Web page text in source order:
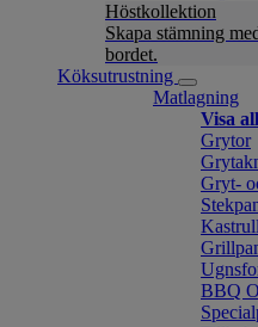
Höstkollektion
Skapa stämning
bordet.
Köksutrustning
Matlagning
Visa
Grytor
Gryt-
BBQ